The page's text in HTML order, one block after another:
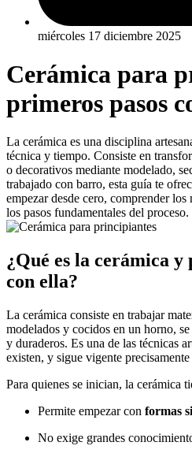
miércoles 17 diciembre 2025
Cerámica para
primeros pasos
La cerámica es una disciplina
técnica y tiempo. Consiste en
o decorativos mediante modelado,
trabajado con barro, esta guía te
empezar desde cero, comprender
los pasos fundamentales del proceso.
¿Qué es la cerámica y
con ella?
La cerámica consiste en trabajar
modelados y cocidos en un horno,
y duraderos. Es una de las técnicas
existen, y sigue vigente
Para quienes se inician, la cerámica
Permite empezar con formas
No exige grandes